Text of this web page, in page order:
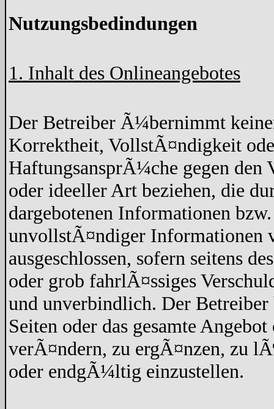
Nutzungsbedindungen
1. Inhalt des Onlineangebotes
Der Betreiber Ã¼bernimmt
Korrektheit, VollstÃ¤ndigkeit
HaftungsansprÃ¼che gegen den
oder ideeller Art beziehen, die
dargebotenen Informationen
unvollstÃ¤ndiger Informationen
ausgeschlossen, sofern seitens
oder grob fahrlÃ¤ssiges
und unverbindlich. Der
Seiten oder das gesamte
verÃ¤ndern, zu ergÃ¤nzen, zu
oder endgÃ¼ltig einzustellen.